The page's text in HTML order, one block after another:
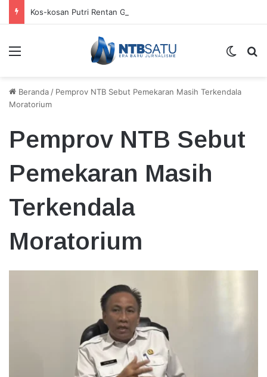
Kos-kosan Putri Rentan Gangguan Kamtibmas
Menu
Beranda / Pemprov NTB Sebut Pemekaran Masih Terkendala
Moratorium
Pemprov NTB Sebut
Pemekaran Masih
Terkendala
Moratorium